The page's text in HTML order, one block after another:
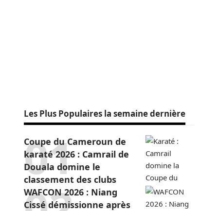
Les Plus Populaires la semaine dernière
Coupe du Cameroun de
karaté 2026 : Camrail de
Douala domine le
classement des clubs
WAFCON 2026 : Niang
Cissé démissionne après